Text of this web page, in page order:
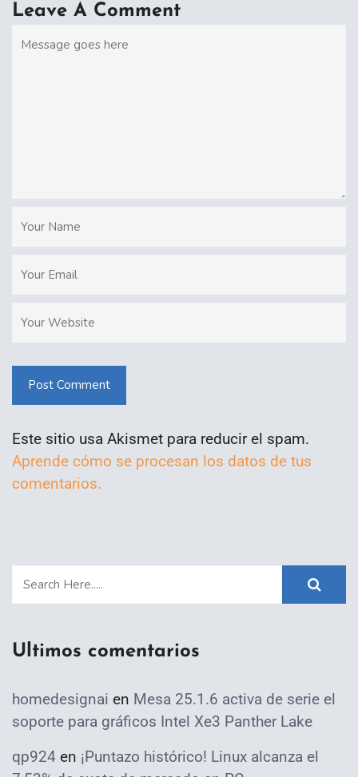
Leave A Comment
Post Comment
Este sitio usa Akismet para reducir el spam.
Aprende cómo se procesan los datos de tus
comentarios.
Ultimos comentarios
homedesignai en Mesa 25.1.6 activa de serie el
soporte para gráficos Intel Xe3 Panther Lake
qp924 en ¡Puntazo histórico! Linux alcanza el